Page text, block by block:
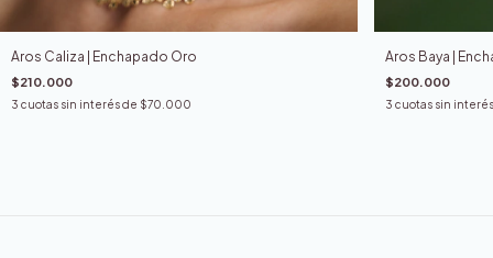
Aros Caliza | Enchapado Oro
$210.000
3 cuotas sin interés de $70.000
Aros Baya |
$200.000
3 cuotas sin